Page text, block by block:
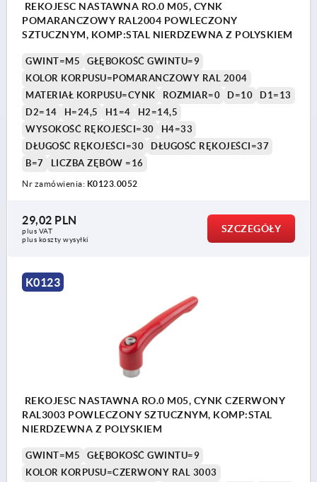
REKOJESC NASTAWNA RO.0 M05, CYNK
POMARANCZOWY RAL2004 POWLECZONY
SZTUCZNYM, KOMP:STAL NIERDZEWNA Z POLYSKIEM
GWINT=M5
GŁĘBOKOŚĆ GWINTU=9
KOLOR KORPUSU=POMARANCZOWY RAL 2004
MATERIAŁ KORPUSU=CYNK
ROZMIAR=0 D=10
D1=13
D2=14
H=24,5 H1=4
H2=14,5
WYSOKOŚĆ RĘKOJEŚCI=30
H4=33
DŁUGOŚĆ RĘKOJEŚCI=30
DŁUGOŚĆ RĘKOJEŚCI=37
B=7
LICZBA ZĘBÓW =16
Nr zamówienia: K0123.0052
29,02 PLN
plus VAT
plus koszty wysyłki
SZCZEGÓŁY
K0123
REKOJESC NASTAWNA RO.0 M05, CYNK CZERWONY
RAL3003 POWLECZONY SZTUCZNYM, KOMP:STAL
NIERDZEWNA Z POLYSKIEM
GWINT=M5
GŁĘBOKOŚĆ GWINTU=9
KOLOR KORPUSU=CZERWONY RAL 3003